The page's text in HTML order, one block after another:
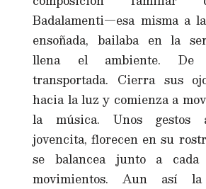
Badalamenti—esa misma a
ensoñada, bailaba en la
llena el ambiente. De
transportada. Cierra sus
hacia la luz y comienza a
la música. Unos gestos
jovencita, florecen en su
se balancea junto a
movimientos. Aun así